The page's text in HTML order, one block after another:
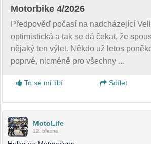
Motorbike 4/2026
Předpověď počasí na nadcházející
optimistická a tak se dá čekat, že
nějaký ten výlet. Někdo už letos
poprvé, nicméně pro všechny ...
To se mi líbí
Sdílet
MotoLife
12. března